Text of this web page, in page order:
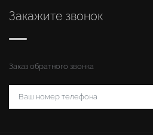
Закажите звонок
Заказ обратного звонка